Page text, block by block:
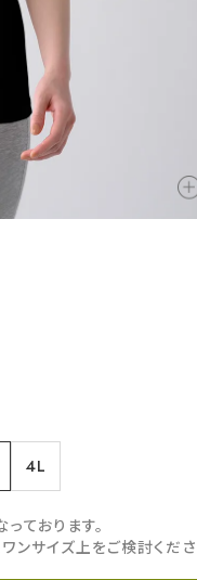
4L
ております。
ンサイズ上をご検討くださ